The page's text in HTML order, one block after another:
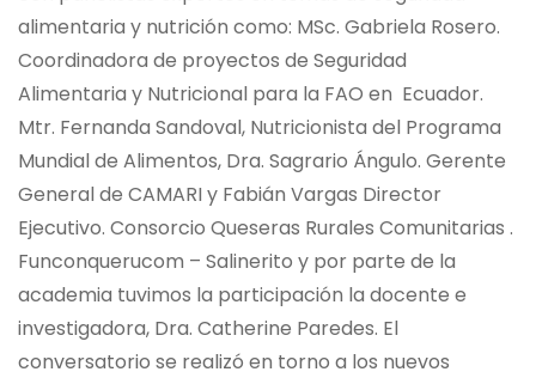
alimentaria y nutrición como: MSc. Gabriela Rosero.
Coordinadora de proyectos de Seguridad
Alimentaria y Nutricional para la FAO en Ecuador.
Mtr. Fernanda Sandoval, Nutricionista del Programa
Mundial de Alimentos, Dra. Sagrario Ángulo. Gerente
General de CAMARI y Fabián Vargas Director
Ejecutivo. Consorcio Queseras Rurales Comunitarias .
Funconquerucom – Salinerito y por parte de la
academia tuvimos la participación la docente e
investigadora, Dra. Catherine Paredes. El
conversatorio se realizó en torno a los nuevos